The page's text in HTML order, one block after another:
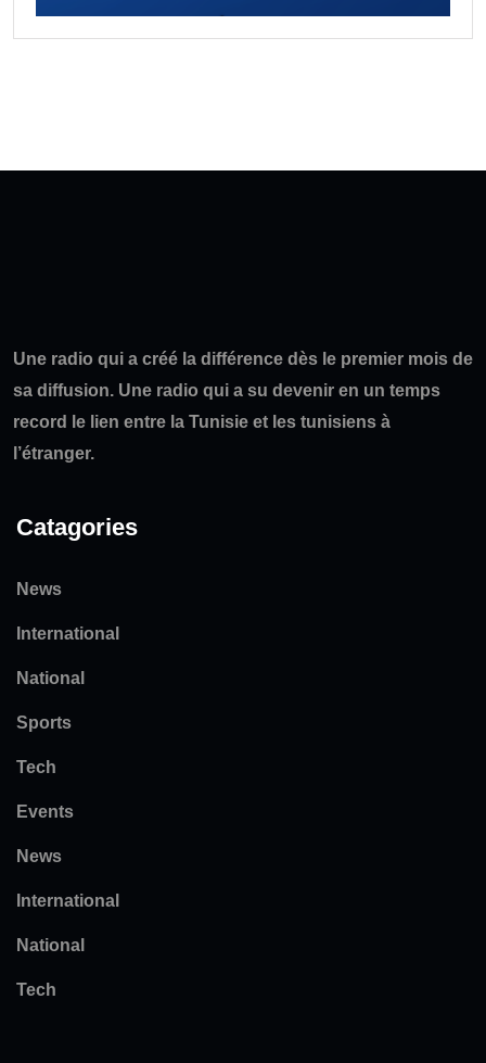
Une radio qui a créé la différence dès le premier mois de
sa diffusion. Une radio qui a su devenir en un temps
record le lien entre la Tunisie et les tunisiens à
l’étranger.
Catagories
News
International
National
Sports
Tech
Events
News
International
National
Tech